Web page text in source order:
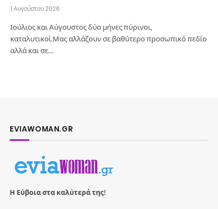
1 Αυγούστου 2026
Ιούλιος και Αύγουστος δύο μήνες πύρινοι,
καταλυτικοί.Μας αλλάζουν σε βαθύτερο προσωπικό πεδίο
αλλά και σε…
EVIAWOMAN.GR
Η Εύβοια στα καλύτερά της!